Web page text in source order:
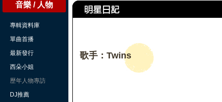
音樂 / 人物
專輯資料庫
單曲首播
最新發行
西朵小姐
歷年人物專訪
DJ推薦
歌手：Twins